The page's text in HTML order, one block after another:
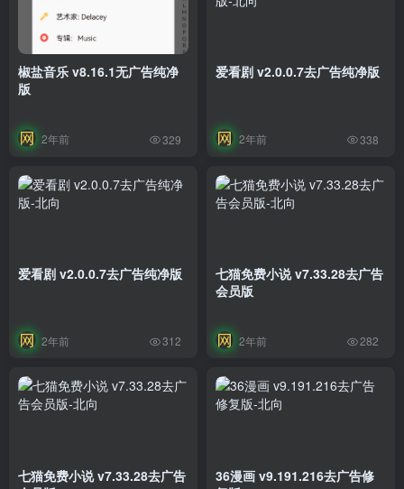
椒盐音乐 v8.16.1无广告纯净
版
2年前 329
爱看剧 v2.0.0.7去广告纯净版
2年前 338
爱看剧 v2.0.0.7去广告纯净版
2年前 312
七猫免费小说 v7.33.28去广告
会员版
2年前 282
七猫免费小说 v7.33.28去广告
36漫画 v9.191.216去广告修